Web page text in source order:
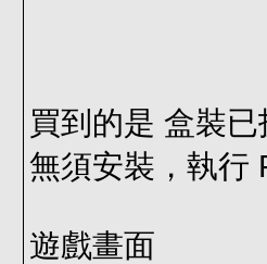
買到的是 盒裝
無須安裝，執行
遊戲畫面